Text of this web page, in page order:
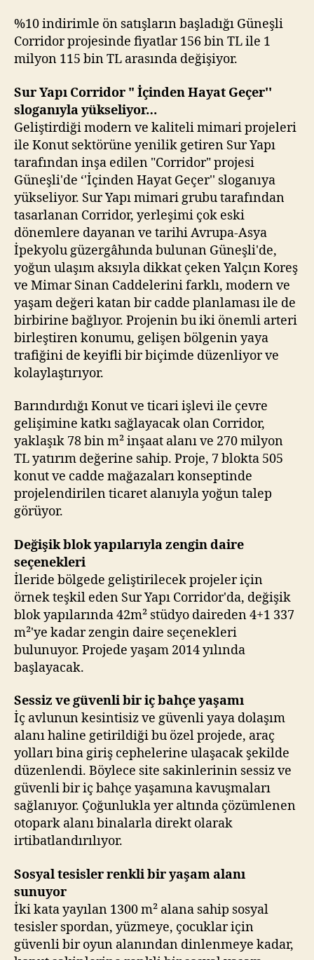
%10 indirimle ön satışların başladığı Güneşli
Corridor projesinde fiyatlar 156 bin TL ile 1
milyon 115 bin TL arasında değişiyor.
Sur Yapı Corridor " İçinden Hayat Geçer''
sloganıyla yükseliyor…
Geliştirdiği modern ve kaliteli mimari projeleri
ile Konut sektörüne yenilik getiren Sur Yapı
tarafından inşa edilen "Corridor" projesi
Güneşli'de ‘'İçinden Hayat Geçer'' sloganıya
yükseliyor. Sur Yapı mimari grubu tarafından
tasarlanan Corridor, yerleşimi çok eski
dönemlere dayanan ve tarihi Avrupa-Asya
İpekyolu güzergâhında bulunan Güneşli'de,
yoğun ulaşım aksıyla dikkat çeken Yalçın Koreş
ve Mimar Sinan Caddelerini farklı, modern ve
yaşam değeri katan bir cadde planlaması ile de
birbirine bağlıyor. Projenin bu iki önemli arteri
birleştiren konumu, gelişen bölgenin yaya
trafiğini de keyifli bir biçimde düzenliyor ve
kolaylaştırıyor.
Barındırdığı Konut ve ticari işlevi ile çevre
gelişimine katkı sağlayacak olan Corridor,
yaklaşık 78 bin m² inşaat alanı ve 270 milyon
TL yatırım değerine sahip. Proje, 7 blokta 505
konut ve cadde mağazaları konseptinde
projelendirilen ticaret alanıyla yoğun talep
görüyor.
Değişik blok yapılarıyla zengin daire
seçenekleri
İleride bölgede geliştirilecek projeler için
örnek teşkil eden Sur Yapı Corridor'da, değişik
blok yapılarında 42m² stüdyo daireden 4+1 337
m²'ye kadar zengin daire seçenekleri
bulunuyor. Projede yaşam 2014 yılında
başlayacak.
Sessiz ve güvenli bir iç bahçe yaşamı
İç avlunun kesintisiz ve güvenli yaya dolaşım
alanı haline getirildiği bu özel projede, araç
yolları bina giriş cephelerine ulaşacak şekilde
düzenlendi. Böylece site sakinlerinin sessiz ve
güvenli bir iç bahçe yaşamına kavuşmaları
sağlanıyor. Çoğunlukla yer altında çözümlenen
otopark alanı binalarla direkt olarak
irtibatlandırılıyor.
Sosyal tesisler renkli bir yaşam alanı
sunuyor
İki kata yayılan 1300 m² alana sahip sosyal
tesisler spordan, yüzmeye, çocuklar için
güvenli bir oyun alanından dinlenmeye kadar,